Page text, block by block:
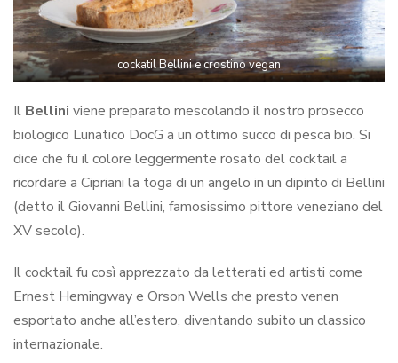
cockatil Bellini e crostino vegan
Il Bellini viene preparato mescolando il nostro prosecco
biologico Lunatico DocG a un ottimo succo di pesca bio. Si
dice che fu il colore leggermente rosato del cocktail a
ricordare a Cipriani la toga di un angelo in un dipinto di Bellini
(detto il Giovanni Bellini, famosissimo pittore veneziano del
XV secolo).
Il cocktail fu così apprezzato da letterati ed artisti come
Ernest Hemingway e Orson Wells che presto venen
esportato anche all’estero, diventando subito un classico
internazionale.